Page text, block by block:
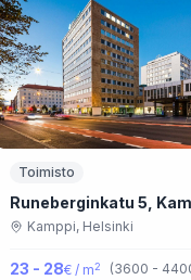
Toimisto
Runeberginkatu 5,
Kamppi, Helsinki
23 - 28€ / m2 (3600 -